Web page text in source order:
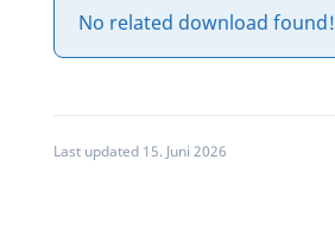
No related download found!
Last updated 15. Juni 2026